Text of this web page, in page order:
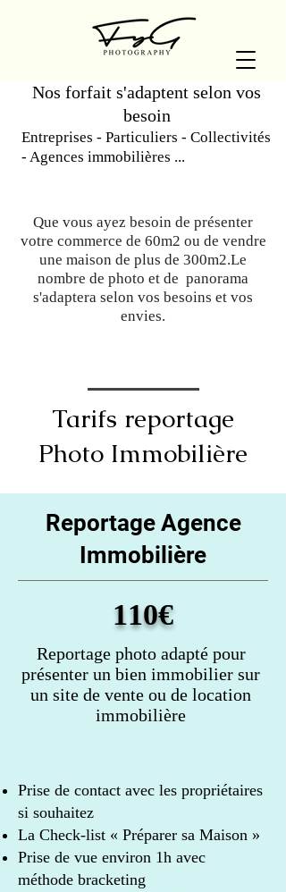
Nos forfait s'adaptent selon vos
besoin
Entreprises - Particuliers - Collectivités
- Agences immobilières ...
Que vous ayez besoin de présenter
votre commerce de 60m2 ou de vendre
une maison de plus de 300m2.Le
nombre de photo et de panorama
s'adaptera selon vos besoins et vos
envies.
Tarifs reportage
Photo Immobilière
Reportage Agence
Immobilière
110€
Reportage photo adapté pour
présenter un bien immobilier sur
un site de vente ou de location
immobilière
Prise de contact avec les propriétaires
si souhaitez
La Check-list « Préparer sa Maison »
Prise de vue environ 1h avec
méthode bracketing